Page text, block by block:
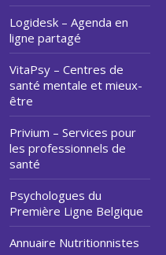
Logidesk – Agenda en
ligne partagé
VitaPsy – Centres de
santé mentale et mieux-
être
Privium – Services pour
les professionnels de
santé
Psychologues du
Première Ligne Belgique
Annuaire Nutritionnistes